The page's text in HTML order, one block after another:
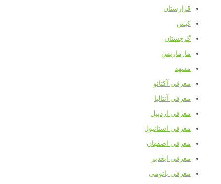
قزازستان
کیش
گرجستان
مارماریس
مشهد
معرفی آکتائو
معرفی آنتالیا
معرفی اردبیل
معرفی استانبول
معرفی اصفهان
معرفی ایغدیر
معرفی باتومی